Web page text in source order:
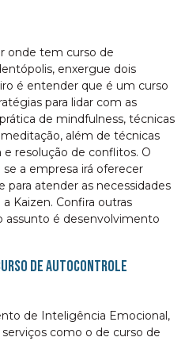
onde tem curso de
enxergue dois
é entender que é um curso
para lidar com as
de mindfulness, técnicas
além de técnicas
resolução de conflitos. O
a empresa irá oferecer
para atender as necessidades
Kaizen. Confira outras
assunto é desenvolvimento
de autocontrole
de Inteligência Emocional,
como o de curso de